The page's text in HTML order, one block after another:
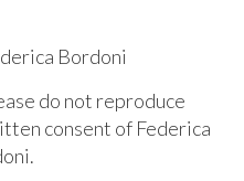
Bordoni
do not reproduce
consent of Federica